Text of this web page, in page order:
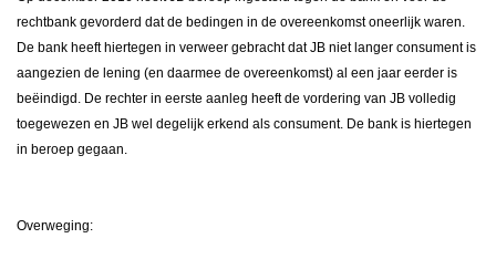
rechtbank gevorderd dat de bedingen in de overeenkomst oneerlijk waren.
De bank heeft hiertegen in verweer gebracht dat JB niet langer consument is
aangezien de lening (en daarmee de overeenkomst) al een jaar eerder is
beëindigd. De rechter in eerste aanleg heeft de vordering van JB volledig
toegewezen en JB wel degelijk erkend als consument. De bank is hiertegen
in beroep gegaan.
Overweging: